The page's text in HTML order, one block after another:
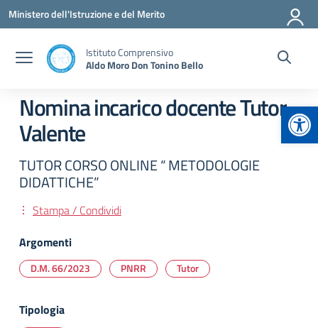
Vai ai contenuti
Vai al menu di navigazione
Vai al footer
Ministero dell'Istruzione e del Merito
Istituto Comprensivo
Aldo Moro Don Tonino Bello
Nomina incarico docente Tutor
Valente
TUTOR CORSO ONLINE “ METODOLOGIE
DIDATTICHE”
Stampa / Condividi
Argomenti
D.M. 66/2023 PNRR Tutor
Tipologia